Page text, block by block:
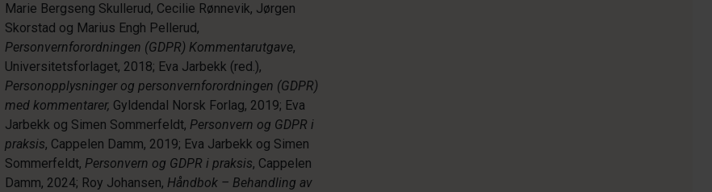
Marie Bergseng Skullerud, Cecilie Rønnevik, Jørgen
Skorstad og Marius Engh Pellerud,
Personvernforordningen (GDPR) Kommentarutgave,
Universitetsforlaget, 2018; Eva Jarbekk (red.),
Personopplysninger og personvernforordningen (GDPR)
med kommentarer, Gyldendal Norsk Forlag, 2019; Eva
Jarbekk og Simen Sommerfeldt, Personvern og GDPR i
praksis, Cappelen Damm, 2019; Eva Jarbekk og Simen
Sommerfeldt, Personvern og GDPR i praksis, Cappelen
Damm, 2024; Roy Johansen, Håndbok – Behandling av